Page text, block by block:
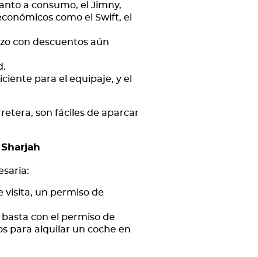
a consumo, el Jimny,
como el Swift, el
con descuentos aún
para el equipaje, y el
son fáciles de aparcar
visita, un permiso de
basta con el permiso de
para alquilar un coche en